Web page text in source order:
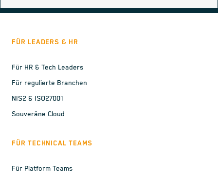
FÜR LEADERS & HR
Für HR & Tech Leaders
Für regulierte Branchen
NIS2 & ISO27001
Souveräne Cloud
FÜR TECHNICAL TEAMS
Für Platform Teams